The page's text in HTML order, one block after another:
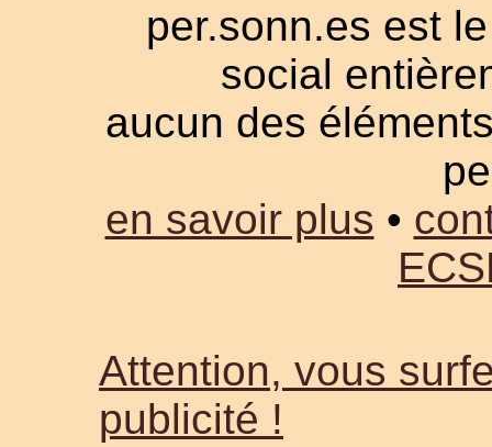
per.sonn.es est
social
aucun des
en savoir plus •
Attention, vous
publicité !